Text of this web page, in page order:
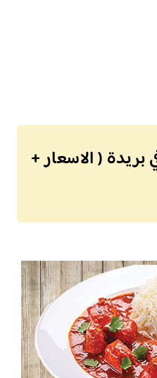
( الاسعار +